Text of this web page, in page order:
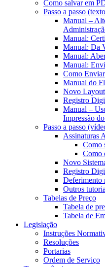
Como salvar em
Passo a passo
Manual –
Manual:
Manual: Da
Manual:
Manual:
Como
Manual do
Novo
Registro
Manual –
Impressão
Passo a passo
Assinaturas
Como
Como
Novo
Registro
Deferimento
Outros
Tabelas de Preço
Tabela de
Tabela de
Legislação
Instruções
Resoluções
Portarias
Ordem de Serviço